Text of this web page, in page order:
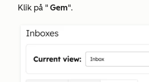
Klik på " Gem".